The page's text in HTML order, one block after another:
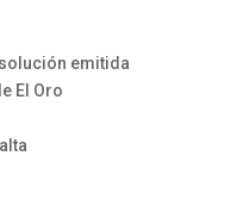
emitida
El Oro